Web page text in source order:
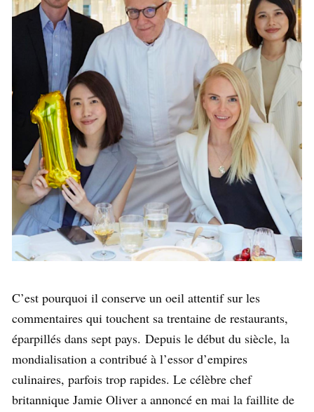
C’est pourquoi il conserve un oeil attentif sur les
commentaires qui touchent sa trentaine de restaurants,
éparpillés dans sept pays. Depuis le début du siècle, la
mondialisation a contribué à l’essor d’empires
culinaires, parfois trop rapides. Le célèbre chef
britannique Jamie Oliver a annoncé en mai la faillite de